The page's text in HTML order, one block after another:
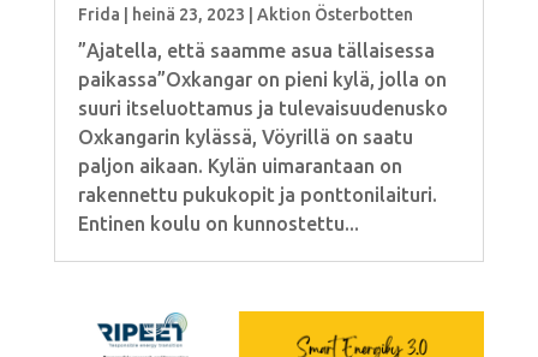
Frida heinä 23, 2023 Aktion Österbotten
”Ajatella, että saamme asua tällaisessa
paikassa”Oxkangar on pieni kylä, jolla on
suuri itseluottamus ja tulevaisuudenusko
Oxkangarin kylässä, Vöyrillä on saatu
paljon aikaan. Kylän uimarantaan on
rakennettu pukukopit ja ponttonilaituri.
Entinen koulu on kunnostettu...